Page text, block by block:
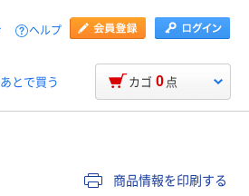
ヘルプ
あとで買う カゴ 0 点
商品情報を印刷する